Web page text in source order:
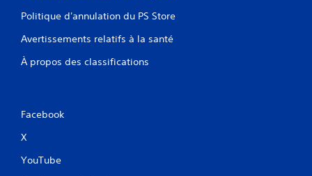
Politique d'annulation du PS Store
Avertissements relatifs à la santé
À propos des classifications
Facebook
X
YouTube